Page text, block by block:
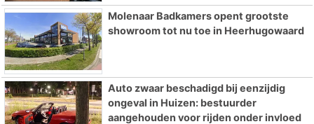
Molenaar Badkamers opent grootste
showroom tot nu toe in Heerhugowaard
Auto zwaar beschadigd bij eenzijdig
ongeval in Huizen: bestuurder
aangehouden voor rijden onder invloed